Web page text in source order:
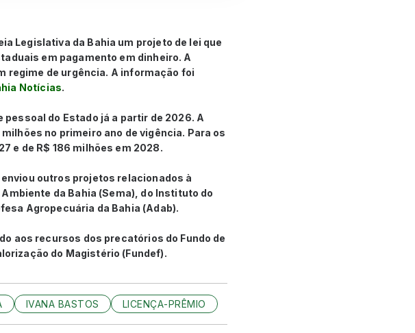
Legislativa da Bahia um projeto de lei que
em pagamento em dinheiro. A
regime de urgência. A informação foi
Notícias.
do Estado já a partir de 2026. A
no primeiro ano de vigência. Para os
e de R$ 186 milhões em 2028.
outros projetos relacionados à
da Bahia (Sema), do Instituto do
Agropecuária da Bahia (Adab).
aos recursos dos precatórios do Fundo de
do Magistério (Fundef).
IVANA BASTOS LICENÇA-PRÊMIO